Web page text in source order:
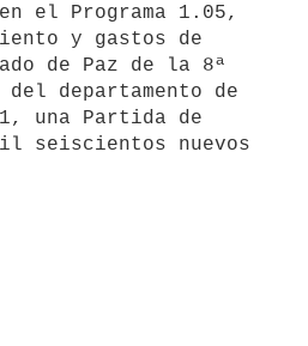
el Programa 1.05,
y gastos de
de Paz de la 8ª
departamento de
una Partida de
seiscientos nuevos